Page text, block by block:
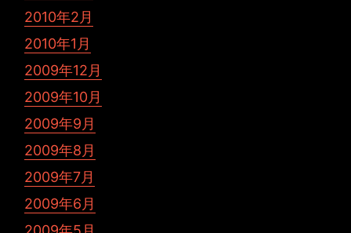
2010年2月
2010年1月
2009年12月
2009年10月
2009年9月
2009年8月
2009年7月
2009年6月